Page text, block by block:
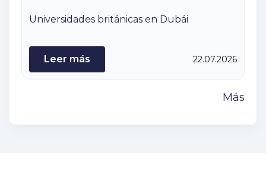
Universidades británicas en Dubái
Leer más 22.07.2026
Más